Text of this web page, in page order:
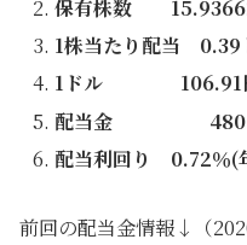
保有株数
1株当たり配当 0.39
1ドル 106.91
配当金 480
配当利回り 0.72％(
前回の配当金情報↓（